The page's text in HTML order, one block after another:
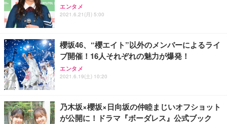
エンタメ
2021.6.21(月) 5:00
櫻坂46、“櫻エイト”以外のメンバーによるライ
ブ開催！16人それぞれの魅力が爆発！
エンタメ
2021.6.19(土) 10:20
乃木坂×櫻坂×日向坂の仲睦まじいオフショット
が公開に！ドラマ『ボーダレス』公式ブック